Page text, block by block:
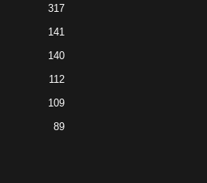
317
141
140
112
109
89